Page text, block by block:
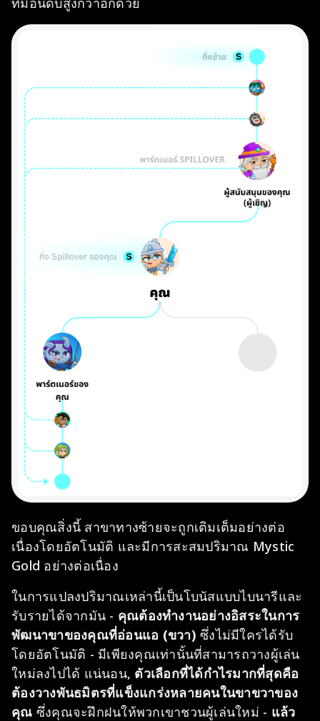
ขอบคุณสิ่งนี้ สาขาทางซ้ายจะถูกเติมเต็มอย่างต่อ
เนื่องโดยอัตโนมัติ และมีการสะสมปริมาณ Mystic
Gold อย่างต่อเนื่อง
ในการแปลงปริมาณเหล่านี้เป็นโบนัสแบบไบนารีและ
รับรายได้จากมัน - คุณต้องทำงานอย่างอิสระในการ
พัฒนาขาของคุณที่อ่อนแอ (ขวา) ซึ่งไม่มีใครได้รับ
โดยอัตโนมัติ - มีเพียงคุณเท่านั้นที่สามารถวางผู้เล่น
ใหม่ลงไปได้ แน่นอน, ตัวเลือกที่ได้กำไรมากที่สุดคือ
ต้องวางพันธมิตรที่แข็งแกร่งหลายคนในขาขวาของ
คุณ ซึ่งคุณจะฝึกฝนให้พวกเขาชวนผู้เล่นใหม่ - แล้ว